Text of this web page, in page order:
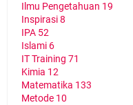
Ilmu Pengetahuan 19
Inspirasi8
IPA 52
Islami 6
IT Training 71
Kimia 12
Matematika 133
Metode 10